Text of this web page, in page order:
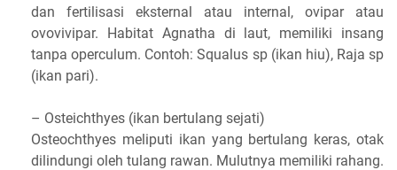
dan fertilisasi eksternal atau internal, ovipar atau
ovovivipar. Habitat Agnatha di laut, memiliki insang
tanpa operculum. Contoh: Squalus sp (ikan hiu), Raja sp
(ikan pari).
– Osteichthyes (ikan bertulang sejati)
Osteochthyes meliputi ikan yang bertulang keras, otak
dilindungi oleh tulang rawan. Mulutnya memiliki rahang.